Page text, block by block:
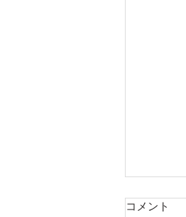
コメント